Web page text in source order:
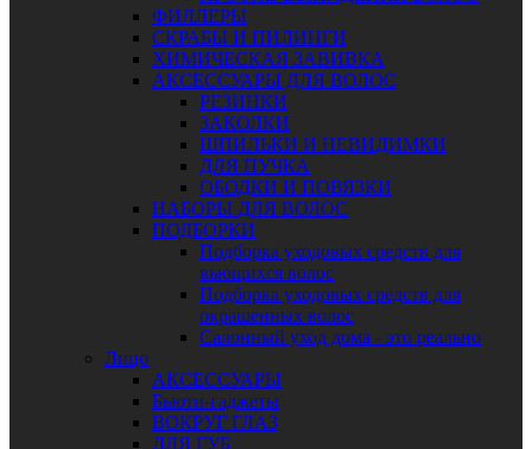
ФИЛЛЕРЫ
СКРАБЫ И ПИЛИНГИ
ХИМИЧЕСКАЯ ЗАВИВКА
АКСЕССУАРЫ ДЛЯ ВОЛОС
РЕЗИНКИ
ЗАКОЛКИ
ШПИЛЬКИ И НЕВИДИМКИ
ДЛЯ ПУЧКА
ОБОДКИ И ПОВЯЗКИ
НАБОРЫ ДЛЯ ВОЛОС
ПОДБОРКИ
Подборка уходовых средств для
вьющихся волос
Подборка уходовых средств для
окрашенных волос
Салонный уход дома - это реально
Лицо
АКСЕССУАРЫ
Бьюти-гаджеты
ВОКРУГ ГЛАЗ
ДЛЯ ГУБ